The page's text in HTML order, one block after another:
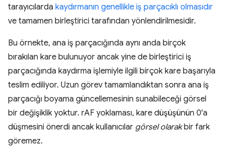
tarayıcılarda kaydırmanın genellikle iş parçacıklı olmasıdır
ve tamamen birleştirici tarafından yönlendirilmesidir.
Bu örnekte, ana iş parçacığında aynı anda birçok
bırakılan kare bulunuyor ancak yine de birleştirici iş
parçacığında kaydırma işlemiyle ilgili birçok kare başarıyla
teslim ediliyor. Uzun görev tamamlandıktan sonra ana iş
parçacığı boyama güncellemesinin sunabileceği görsel
bir değişiklik yoktur. rAF yoklaması, kare düşüşünün 0'a
düşmesini önerdi ancak kullanıcılar görsel olarakbir fark
göremez.